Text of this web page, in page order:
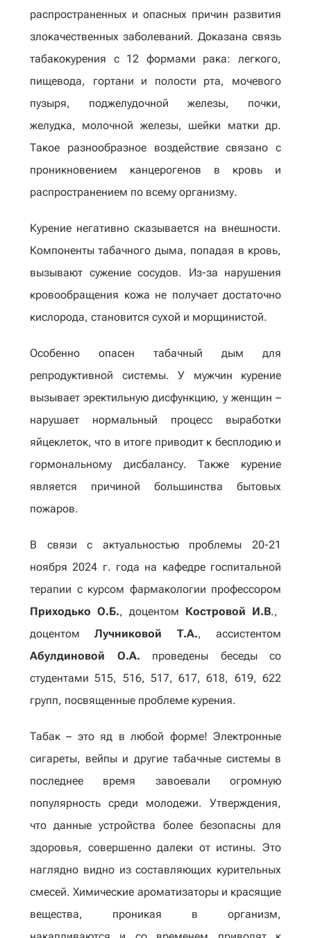
распространенных и опасных причин развития
злокачественных заболеваний. Доказана связь
табакокурения с 12 формами рака: легкого,
пищевода, гортани и полости рта, мочевого
пузыря, поджелудочной железы, почки,
желудка, молочной железы, шейки матки др.
Такое разнообразное воздействие связано с
проникновением канцерогенов в кровь и
распространением по всему организму.
Курение негативно сказывается на внешности.
Компоненты табачного дыма, попадая в кровь,
вызывают сужение сосудов. Из-за нарушения
кровообращения кожа не получает достаточно
кислорода, становится сухой и морщинистой.
Особенно опасен табачный дым для
репродуктивной системы. У мужчин курение
вызывает эректильную дисфункцию, у женщин –
нарушает нормальный процесс выработки
яйцеклеток, что в итоге приводит к бесплодию и
гормональному дисбалансу. Также курение
является причиной большинства бытовых
пожаров.
В связи с актуальностью проблемы 20-21
ноября 2024 г. года на кафедре госпитальной
терапии с курсом фармакологии профессором
Приходько О.Б., доцентом Костровой И.В.,
доцентомЛучниковой Т.А., ассистентом
Абулдиновой О.А. проведены беседы со
студентами 515, 516, 517, 617, 618, 619, 622
групп, посвященные проблеме курения.
Табак – это яд в любой форме! Электронные
сигареты, вейпы и другие табачные системы в
последнее время завоевали огромную
популярность среди молодежи. Утверждения,
что данные устройства более безопасны для
здоровья, совершенно далеки от истины. Это
наглядно видно из составляющих курительных
смесей. Химические ароматизаторы и красящие
вещества, проникая в организм,